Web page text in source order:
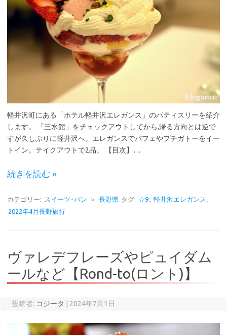
軽井沢町にある「ホテル軽井沢エレガンス」のパティスリーを紹介
します。 「三水館」をチェックアウトしてから,帰る方向とは逆で
すが久しぶりに軽井沢へ。エレガンスでパフェやプチガトーをイー
トイン。テイクアウトで2品。 【目次】…
続きを読む »
カテゴリー: スイーツ･パン ＞ 長野県 タグ: ☆9, 軽井沢エレガンス ,
2022年4月長野旅行
ヴァレデフレーズやピュイダム
ールなど【Rond-to(ロント)】
投稿者: コジータ 2024年7月1日